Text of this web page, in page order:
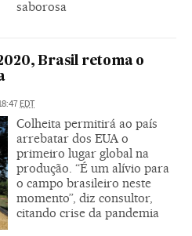
saborosa
Brasil retoma o
EDT
Colheita permitirá ao país
arrebatar dos EUA o
primeiro lugar global na
produção. “É um alívio para
o campo brasileiro neste
momento”, diz consultor,
citando crise da pandemia